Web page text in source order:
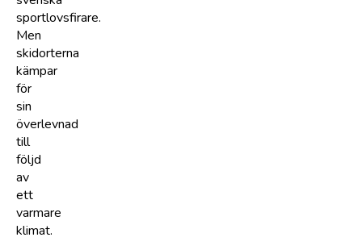
sportlovsfirare.
Men
skidorterna
kämpar
för
sin
överlevnad
till
följd
av
ett
varmare
klimat.